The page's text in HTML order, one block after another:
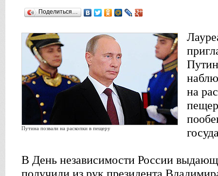
Поделиться…
Путина позвали на раскопки в пещеру
на
В День независимости России